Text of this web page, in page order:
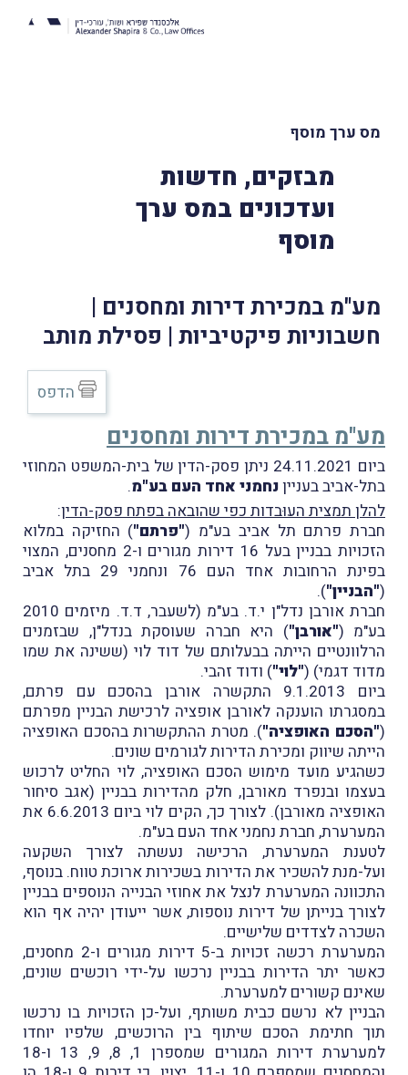
מס ערך מוסף
מבזקים, חדשות
ועדכונים במס ערך
מוסף
מע"מ במכירת דירות ומחסנים |
חשבוניות פיקטיביות | פסילת מותב
מע"מ במכירת דירות ומחסנים
ביום 24.11.2021 ניתן פסק-הדין של בית-המשפט המחוזי
בתל-אביב בענייןנחמני אחד העם בע"מ.
להלן תמצית העוּבדות כפי שהובאה בפתח פסק-הדין:
חברת פרתם תל אביב בע"מ ("פרתם") החזיקה במלוא
הזכויות בבניין בעל 16 דירות מגורים ו-2 מחסנים, המצוי
בפינת הרחובות אחד העם 76 ונחמני 29 בתל אביב
("הבניין").
חברת אורבן נדל"ן י.ד. בע"מ (לשעבר, ד.ד. מיזמים 2010
בע"מ ("אורבן") היא חברה שעוסקת בנדל"ן, שבזמנים
הרלוונטיים הייתה בבעלותם של דוד לוי (ששינה את שמו
מדוד דגמי) ("לוי") ודוד זהבי.
ביום 9.1.2013 התקשרה אורבן בהסכם עם פרתם,
במסגרתו הוענקה לאורבן אופציה לרכישת הבניין מפרתם
("הסכם האופציה"). מטרת ההתקשרות בהסכם האופציה
הייתה שיווק ומכירת הדירות לגורמים שונים.
כשהגיע מועד מימוש הסכם האופציה, לוי החליט לרכוש
בעצמו ובנפרד מאורבן, חלק מהדירות בבניין (אגב סיחור
האופציה מאורבן). לצורך כך, הקים לוי ביום 6.6.2013 את
המערערת, חברת נחמני אחד העם בע"מ.
לטענת המערערת, הרכישה נעשתה לצורך השקעה
ועל-מנת להשכיר את הדירות בשכירות ארוכת טווח. בנוסף,
התכוונה המערערת לנצל את אחוזי הבנייה הנוספים בבניין
לצורך בנייתן של דירות נוספות, אשר ייעודן יהיה אף הוא
השכרה לצדדים שלישיים.
המערערת רכשה זכויות ב-5 דירות מגורים ו-2 מחסנים,
כאשר יתר הדירות בבניין נרכשו על-ידי רוכשים שונים,
שאינם קשורים למערערת.
הבניין לא נרשם כבית משותף, ועל-כן הזכויות בו נרכשו
תוך חתימת הסכם שיתוף בין הרוכשים, שלפיו יוחדו
למערערת דירות המגורים שמספרן 1, 8, 9, 13 ו-18